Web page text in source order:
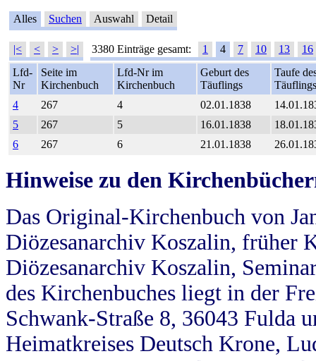
Alles Suchen Auswahl Detail
|< < > >| 3380 Einträge gesamt: 1 4 7 10 13
16
Lfd-
Nr
Seite im
Kirchenbuch
Lfd-Nr im
Kirchenbuch
Geburt des
Täuflings
Taufe
Täuflings
4
267 4 02.01.1838
5
267 5 16.01.1838
6
267 6 21.01.1838
Hinweise zu den
Das Original-Kirchenbuch von
Diözesanarchiv Koszalin, früher
Diözesanarchiv Koszalin,
des Kirchenbuches liegt in der
Schwank-Straße 8, 36043 Fulda
Heimatkreises Deutsch Krone,